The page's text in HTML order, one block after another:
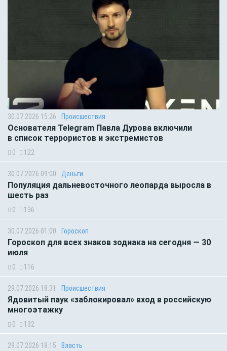
30.07.2026 15:26 Происшествия
Основателя Telegram Павла Дурова включили
в список террористов и экстремистов
0 122
30.07.2026 09:00 Деньги
Популяция дальневосточного леопарда выросла в
шесть раз
0 136
30.07.2026 01:00 Гороскоп
Гороскоп для всех знаков зодиака на сегодня — 30
июля
0 116
29.07.2026 18:31 Происшествия
Ядовитый паук «заблокировал» вход в российскую
многоэтажку
0 132
29.07.2026 18:15 Власть